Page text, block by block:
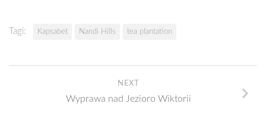
Tagi: Kapsabet Nandi Hills tea plantation
NEXT
Wyprawa nad Jezioro Wiktorii